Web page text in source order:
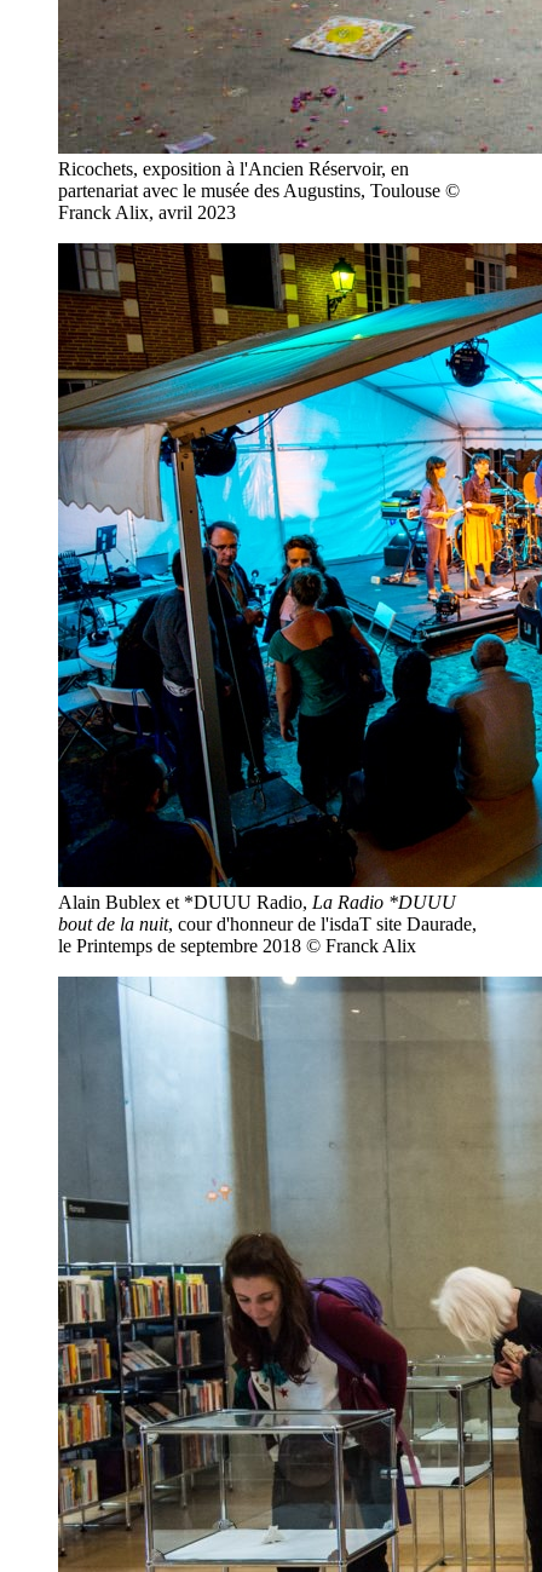
Ricochets, exposition à l'Ancien Réservoir, en
partenariat avec le musée des Augustins, Toulouse ©
Franck Alix, avril 2023
Alain Bublex et *DUUU Radio, La Radio *DUUU
bout de la nuit, cour d'honneur de l'isdaT site Daurade,
le Printemps de septembre 2018 © Franck Alix